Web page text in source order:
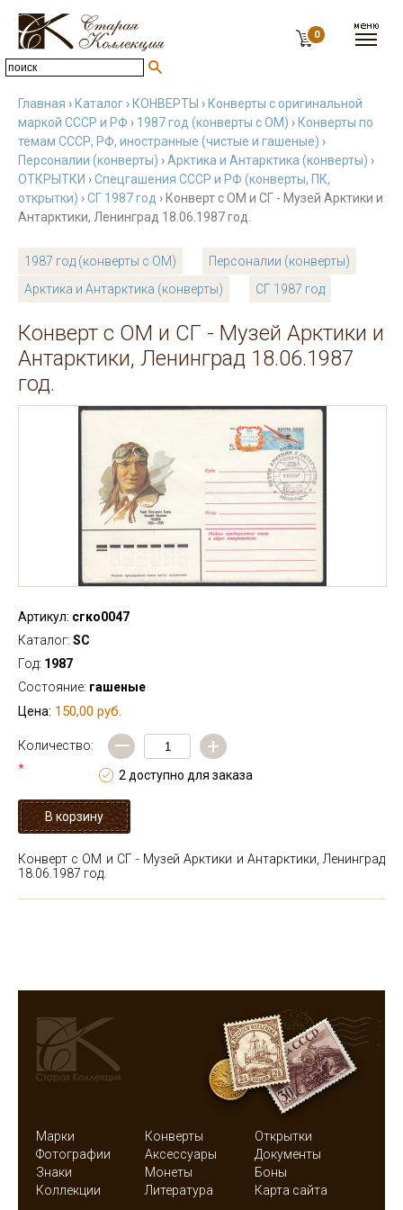
0
Главная › Каталог › КОНВЕРТЫ › Конверты с оригинальной
маркой СССР и РФ › 1987 год (конверты с ОМ) › Конверты по
темам СССР, РФ, иностранные (чистые и гашеные) ›
Персоналии (конверты) ›Арктика и Антарктика (конверты) ›
ОТКРЫТКИ ›Спецгашения СССР и РФ (конверты, ПК,
открытки) ›СГ 1987 год › Конверт с ОМ и СГ - Музей Арктики и
Антарктики, Ленинград 18.06.1987 год.
1987 год (конверты с ОМ)
Персоналии (конверты)
Арктика и Антарктика (конверты)
СГ 1987 год
Конверт с ОМ и СГ - Музей Арктики и
Антарктики, Ленинград 18.06.1987
год.
Артикул: сгко0047
Каталог: SC
Год: 1987
Состояние: гашеные
Цена: 150,00 руб.
Количество:
*
— +
2 доступно для заказа
Конверт с ОМ и СГ - Музей Арктики и Антарктики, Ленинград
18.06.1987 год.
Марки Конверты
Открытки
Фотографии
Аксессуары
Документы
Знаки
Монеты
Боны
Коллекции
Литература Карта сайта